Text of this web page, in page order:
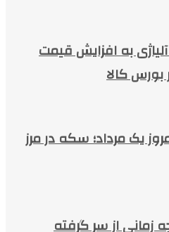
به افزایش قیمت
بورس کالا
یک مرداد؛ سکه در مرز
زمانی از سر گرفته